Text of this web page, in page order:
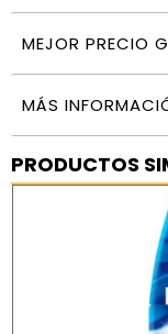
MEJOR PRECIO
MÁS
PRODUCTOS